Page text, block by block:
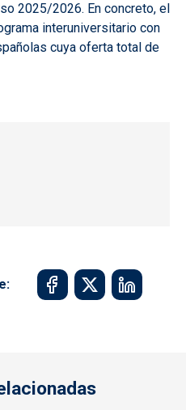
2025/2026. En concreto, el
interuniversitario con
cuya oferta total de